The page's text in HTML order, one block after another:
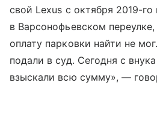
свой Lexus с октября 2019-
в Варсонофьевском
оплату парковки найти не
подали в суд. Сегодня с
взыскали всю сумму», —